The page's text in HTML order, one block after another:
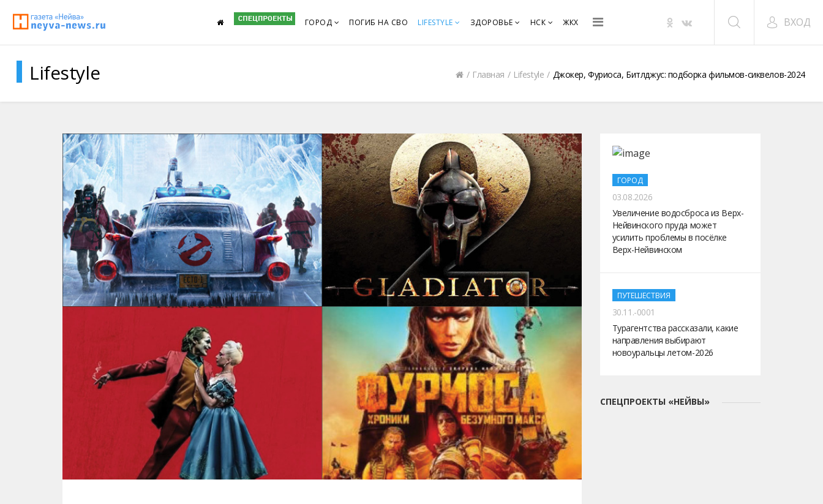
ГОРОД ПОГИБ НА СВО LIFESTYLE ЗДОРОВЬЕ НСК ЖКХ ВХОД
Lifestyle Главная Lifestyle Джокер, Фуриоса, Битлджус: подборка фильмов-сиквелов-2024
ГОРОД
03.08.2026
Увеличение водосброса из Верх-
Нейвинского пруда может
усилить проблемы в посёлке
Верх-Нейвинском
ПУТЕШЕСТВИЯ
30.11.-0001
Турагентства рассказали, какие
направления выбирают
новоуральцы летом-2026
СПЕЦПРОЕКТЫ «НЕЙВЫ»